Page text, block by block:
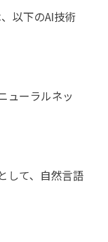
以下のAI技術
ューラルネッ
して、自然言語